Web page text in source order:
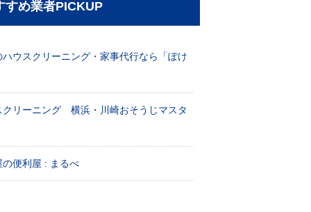
すめ業者PICKUP
ハウスクリーニング・家事代行なら「ぽけ
クリーニング 横浜・川崎おそうじマスタ
の便利屋 : まるべ